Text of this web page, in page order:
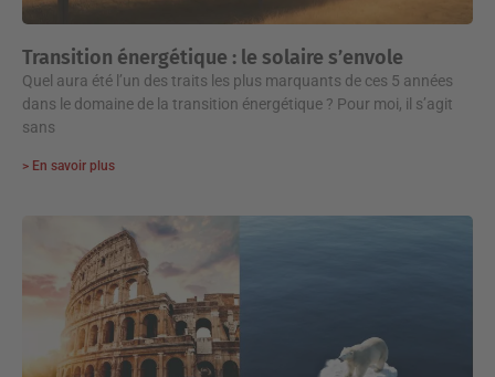
Transition énergétique : le solaire s’envole
Quel aura été l’un des traits les plus marquants de ces 5 années
dans le domaine de la transition énergétique ? Pour moi, il s’agit
sans
> En savoir plus